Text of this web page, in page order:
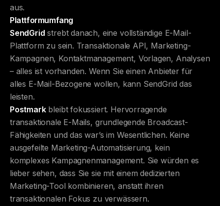
aus.
Plattformumfang
SendGrid strebt danach, eine vollständige E-Mail-
Plattform zu sein. Transaktionale API, Marketing-
Kampagnen, Kontaktmanagement, Vorlagen, Analysen
– alles ist vorhanden. Wenn Sie einen Anbieter für
alles E-Mail-Bezogene wollen, kann SendGrid das
leisten.
Postmarkbleibt fokussiert. Hervorragende
transaktionale E-Mails, grundlegende Broadcast-
Fähigkeiten und das war’s im Wesentlichen. Keine
ausgefeilte Marketing-Automatisierung, kein
komplexes Kampagnenmanagement. Sie würden es
lieber sehen, dass Sie sie mit einem dedizierten
Marketing-Tool kombinieren, anstatt ihren
transaktionalen Fokus zu verwässern.